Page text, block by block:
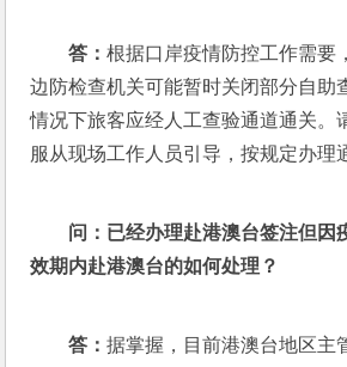
答：根据口岸疫情防控工作需要
边防检查机关可能暂时关闭部分自助
情况下旅客应经人工查验通道通关。
服从现场工作人员引导，按规定办理
问： 已经办理赴港澳台签注但因
效期内赴港澳台的如何处理？
答：据掌握，目前港澳台地区主